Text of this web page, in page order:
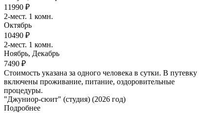
11990 ₽
2-мест. 1 комн.
Октябрь
10490 ₽
2-мест. 1 комн.
Ноябрь, Декабрь
7490 ₽
Стоимость указана за одного человека в сутки. В путевку
включены проживание, питание, оздоровительные
процедуры.
"Джуниор-сюит" (студия) (2026 год)
Подробнее